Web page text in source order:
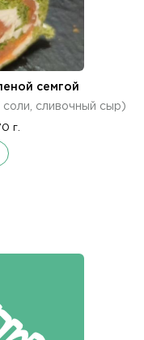
семгой
сливочный сыр)
г.